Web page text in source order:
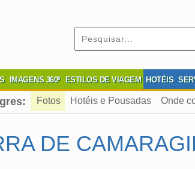
IMAGENS 360º ESTILOS DE VIAGEM HOTÉIS
Fotos Hotéis e Pousadas Onde
DE